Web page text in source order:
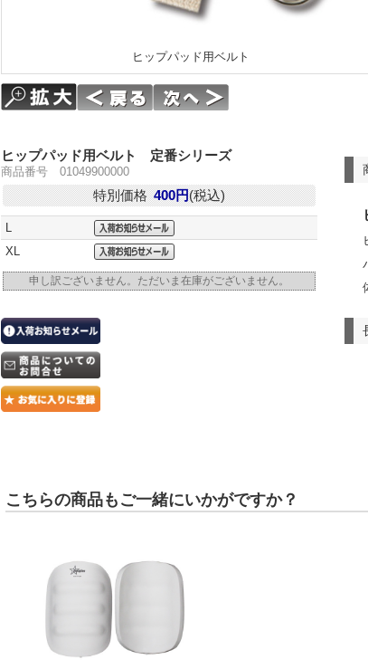
ヒップパッド用ベルト
ヒップパッド用ベルト 定番シリーズ
商品番号 01049900000
特別価格 400円(税込)
L
XL
申し訳ございません。ただいま在庫がございません。
こちらの商品もご一緒にいかがですか？